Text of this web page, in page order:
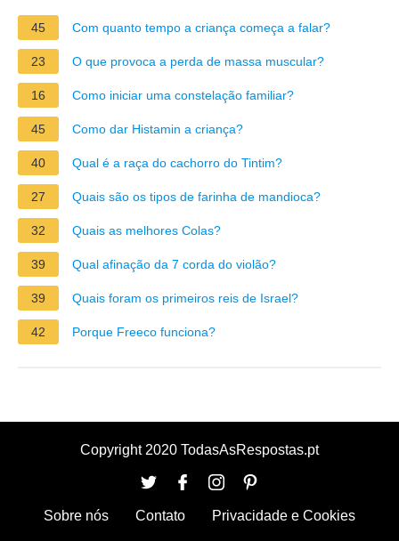
45 Com quanto tempo a criança começa a falar?
23 O que provoca a perda de massa muscular?
16 Como iniciar uma constelação familiar?
45 Como dar Histamin a criança?
40 Qual é a raça do cachorro do Tintim?
27 Quais são os tipos de farinha de mandioca?
32 Quais as melhores Colas?
39 Qual afinação da 7 corda do violão?
39 Quais foram os primeiros reis de Israel?
42 Porque Freeco funciona?
Copyright 2020 TodasAsRespostas.pt
Sobre nós Contato Privacidade e Cookies